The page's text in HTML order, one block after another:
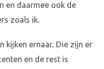
en daarmee ook de
zoals ik.
kijken ernaar. Die zijn er
en de rest is